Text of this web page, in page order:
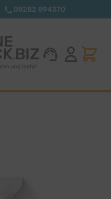
08282 894370